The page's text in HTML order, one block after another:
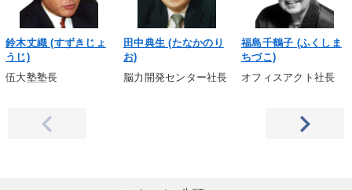
鈴木丈織 (すずきじょ
うじ)
伍大塾塾長
田中典生 (たなかのり
お)
脳力開発センター社長
福島千鶴子 (ふくしま
ちづこ)
オフィスアクト社長